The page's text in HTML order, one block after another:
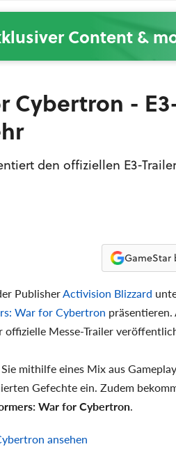
Content &
Cybertron -
den offiziellen E3-
GameStar
PublisherActivision Blizzard
War for Cybertron präsentieren.
Messe-Trailer
mithilfe eines Mix aus
Gefechte ein. Zudem
War for Cybertron.
ansehen